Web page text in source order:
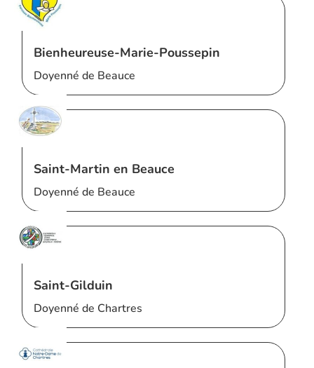
Bienheureuse-Marie-Poussepin
Doyenné de Beauce
Saint-Martin en Beauce
Doyenné de Beauce
Saint-Gilduin
Doyenné de Chartres